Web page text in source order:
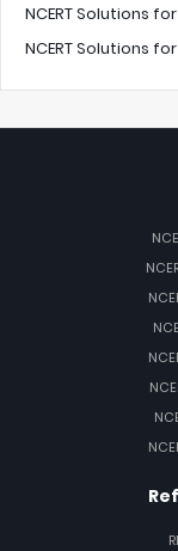
NCERT Solutions
NCERT Solutions